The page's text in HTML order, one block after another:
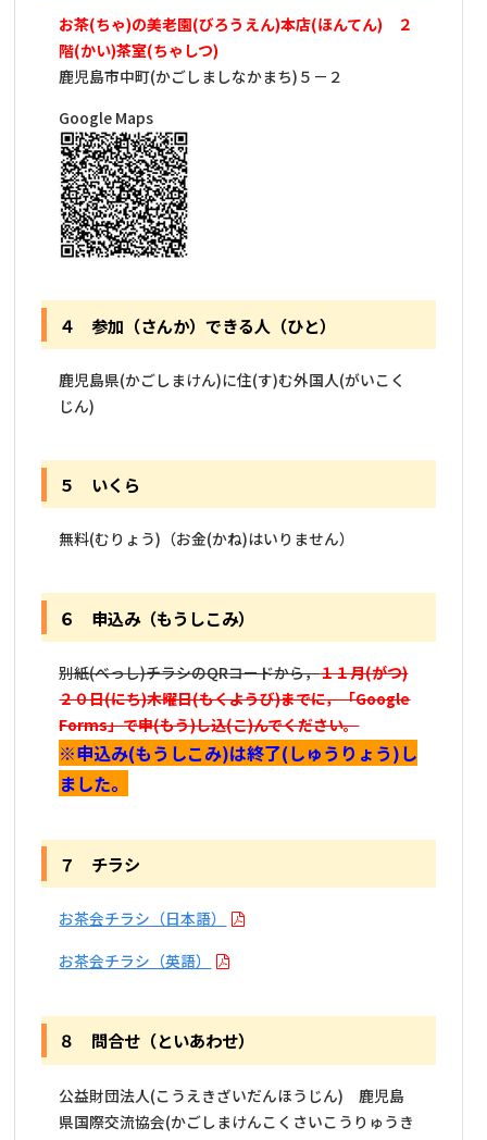
お茶(ちゃ)の美老園(びろうえん)本店(ほんてん) ２
階(かい)茶室(ちゃしつ)
鹿児島市中町(かごしましなかまち)５－２
Google Maps
４ 参加（さんか）できる人（ひと）
鹿児島県(かごしまけん)に住(す)む外国人(がいこく
じん)
５ いくら
無料(むりょう)（お金(かね)はいりません）
６ 申込み（もうしこみ）
別紙(べっし)チラシのQRコードから，１１月(がつ)
２０日(にち)木曜日(もくようび)までに，「Google
Forms」で申(もう)し込(こ)んでください。
※申込み(もうしこみ)は終了(しゅうりょう)し
ました。
７ チラシ
お茶会チラシ（日本語）
お茶会チラシ（英語）
８ 問合せ（といあわせ）
公益財団法人(こうえきざいだんほうじん) 鹿児島
県国際交流協会(かごしまけんこくさいこうりゅうき